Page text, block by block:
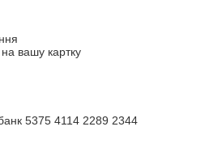
вашу картку
5375 4114 2289 2344